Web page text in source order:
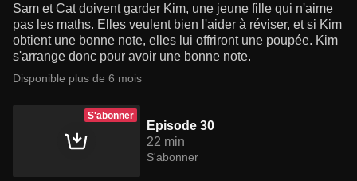
Sam et Cat doivent garder Kim, une jeune fille qui n'aime
pas les maths. Elles veulent bien l'aider à réviser, et si Kim
obtient une bonne note, elles lui offriront une poupée. Kim
s'arrange donc pour avoir une bonne note.
Disponible plus de 6 mois
S'abonner
Episode 30
22 min
S'abonner